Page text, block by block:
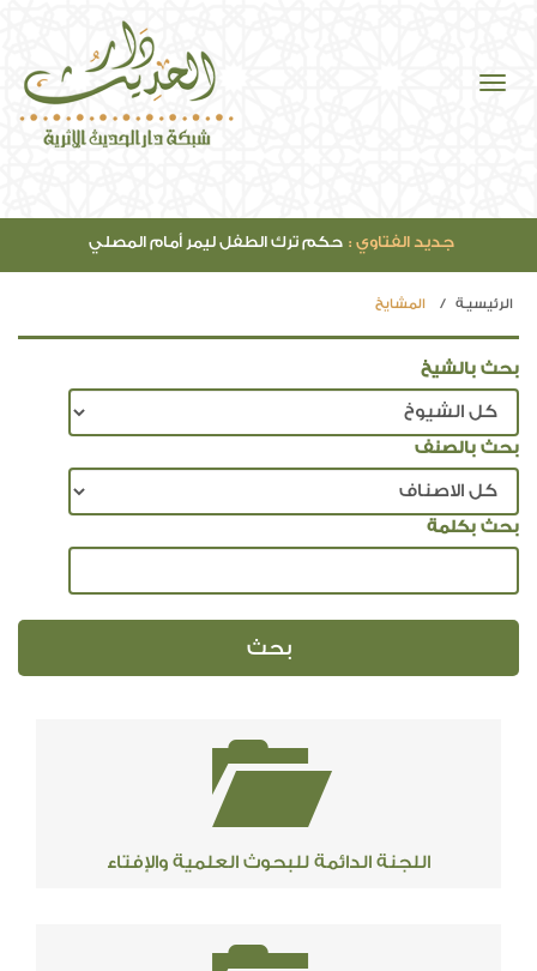
جديد الفتاوي : حكم ترك الطفل ليمر أمام المصلي
الرئيسيـة المشايخ
بحث بالشيخ
بحث بالصنف
بحث بكلمة
اللجنة الدائمة للبحوث العلمية والإفتاء